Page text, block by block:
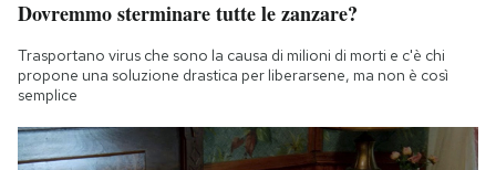
Dovremmo sterminare tutte le zanzare?
Trasportano virus che sono la causa di milioni di morti e c'è chi
propone una soluzione drastica per liberarsene, ma non è così
semplice